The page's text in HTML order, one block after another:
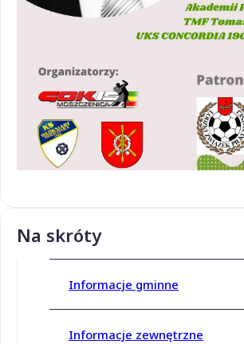
Na skróty
Informacje gminne
Informacje zewnętrzne